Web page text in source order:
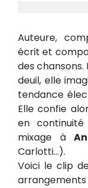
Auteure,
écrit et
des
deuil, elle
tendance
Elle confie
en
mixage à
Carlotti…).
Voici le clip